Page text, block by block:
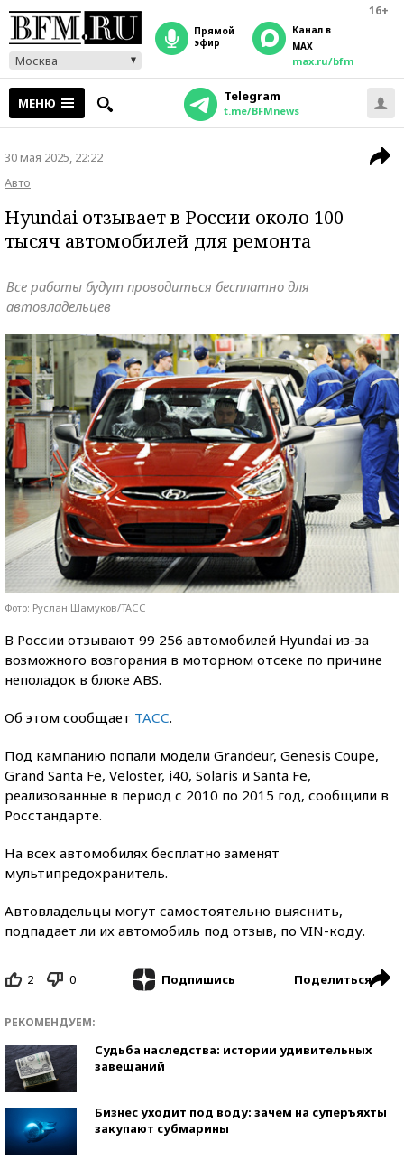
16+
Москва
прямой
эфир
Канал в
MAX
max.ru/bfm
МЕНЮ Telegram
t.me/BFMnews
30 мая 2025, 22:22
Авто
Hyundai отзывает в России около 100
тысяч автомобилей для ремонта
Все работы будут проводиться бесплатно для
автовладельцев
Фото: Руслан Шамуков/ТАСС
В России отзывают 99 256 автомобилей Hyundai из-за
возможного возгорания в моторном отсеке по причине
неполадок в блоке ABS.
Об этом сообщает ТАСС.
Под кампанию попали модели Grandeur, Genesis Coupe,
Grand Santa Fe, Veloster, i40, Solaris и Santa Fe,
реализованные в период с 2010 по 2015 год, сообщили в
Росстандарте.
На всех автомобилях бесплатно заменят
мультипредохранитель.
Автовладельцы могут самостоятельно выяснить,
подпадает ли их автомобиль под отзыв, по VIN-коду.
2 0 Подпишись Поделиться
РЕКОМЕНДУЕМ:
Судьба наследства: истории удивительных
завещаний
Бизнес уходит под воду: зачем на суперъяхты
закупают субмарины